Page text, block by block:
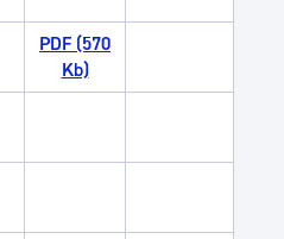
PDF (570
Kb)